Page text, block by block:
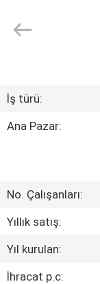
ÜRÜN:%
FABRIKA
TURU
LIMITED.
İş türü:
Ana Pazar:
No. Çalışanları:
Yıllık satış:
Yıl kurulan:
İhracat p.c: